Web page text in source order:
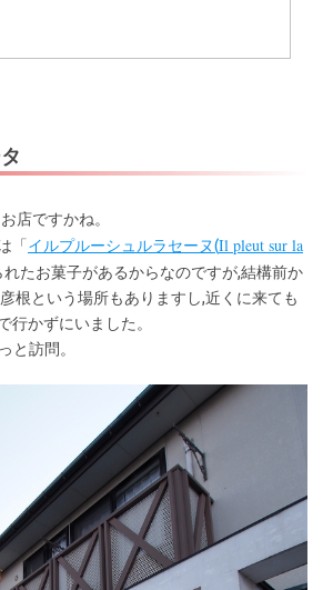
店ですかね。
「イルプルーシュルラセーヌ(Il pleut sur la
れたお菓子があるからなのですが,結構前か
根という場所もありますし,近くに来ても
行かずにいました。
と訪問。